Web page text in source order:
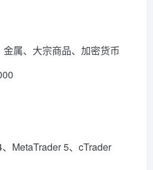
属、大宗商品、加密货币
MetaTrader 5、cTrader